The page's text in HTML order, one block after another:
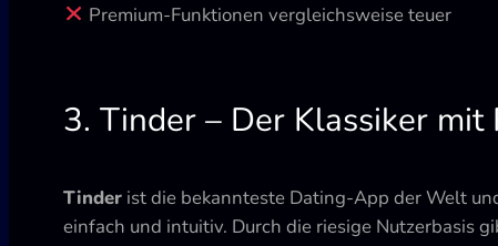
Premium-Funktionen vergleichsweise teuer
3. Tinder – Der Klassiker mit
Tinder ist die bekannteste Dating-App der Welt
einfach und intuitiv. Durch die riesige Nutzerbasis